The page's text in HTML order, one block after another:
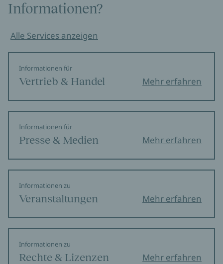
Informationen?
Alle Services anzeigen
Informationen für
Vertrieb & Handel Mehr erfahren
Informationen für
Presse & Medien Mehr erfahren
Informationen zu
Veranstaltungen Mehr erfahren
Informationen zu
Rechte & Lizenzen Mehr erfahren